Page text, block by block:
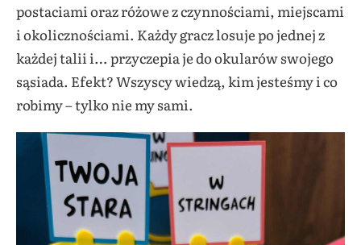
postaciami oraz różowe z czynnościami, miejscami
i okolicznościami. Każdy gracz losuje po jednej z
każdej talii i… przyczepia je do okularów swojego
sąsiada. Efekt? Wszyscy wiedzą, kim jesteśmy i co
robimy – tylko nie my sami.